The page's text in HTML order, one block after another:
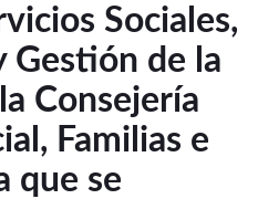
Sociales,
Gestión de la
Consejería
Familias e
que se